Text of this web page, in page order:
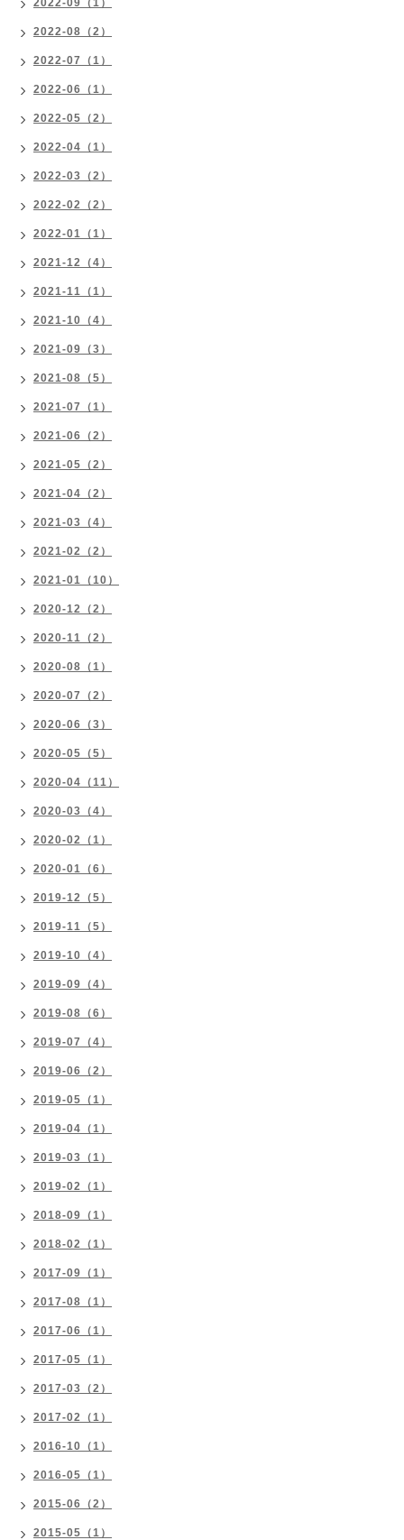
2022-09（1）
2022-08（2）
2022-07（1）
2022-06（1）
2022-05（2）
2022-04（1）
2022-03（2）
2022-02（2）
2022-01（1）
2021-12（4）
2021-11（1）
2021-10（4）
2021-09（3）
2021-08（5）
2021-07（1）
2021-06（2）
2021-05（2）
2021-04（2）
2021-03（4）
2021-02（2）
2021-01（10）
2020-12（2）
2020-11（2）
2020-08（1）
2020-07（2）
2020-06（3）
2020-05（5）
2020-04（11）
2020-03（4）
2020-02（1）
2020-01（6）
2019-12（5）
2019-11（5）
2019-10（4）
2019-09（4）
2019-08（6）
2019-07（4）
2019-06（2）
2019-05（1）
2019-04（1）
2019-03（1）
2019-02（1）
2018-09（1）
2018-02（1）
2017-09（1）
2017-08（1）
2017-06（1）
2017-05（1）
2017-03（2）
2017-02（1）
2016-10（1）
2016-05（1）
2015-06（2）
2015-05（1）